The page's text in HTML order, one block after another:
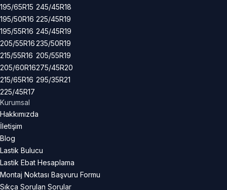
195/65R15
195/50R16
195/55R16
205/55R16
215/55R16
205/60R16
215/65R16
225/45R17
245/45R18
225/45R19
245/45R19
235/50R19
205/55R19
275/45R20
295/35R21
Kurumsal
Hakkımızda
İletişim
Blog
Lastik Bulucu
Lastik Ebat Hesaplama
Montaj Noktası Başvuru Formu
Sıkça Sorulan Sorular